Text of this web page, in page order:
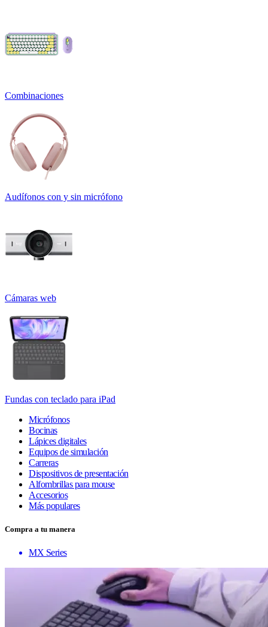
Combinaciones
Audífonos con y sin micrófono
Cámaras web
Fundas con teclado para iPad
Micrófonos
Bocinas
Lápices digitales
Equipos de simulación
Carreras
Dispositivos de presentación
Alfombrillas para mouse
Accesorios
Más populares
Compra a tu manera
MX Series